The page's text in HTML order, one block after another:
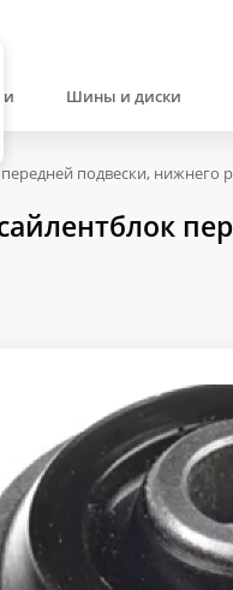
Шины и диски
подвески, нижнего